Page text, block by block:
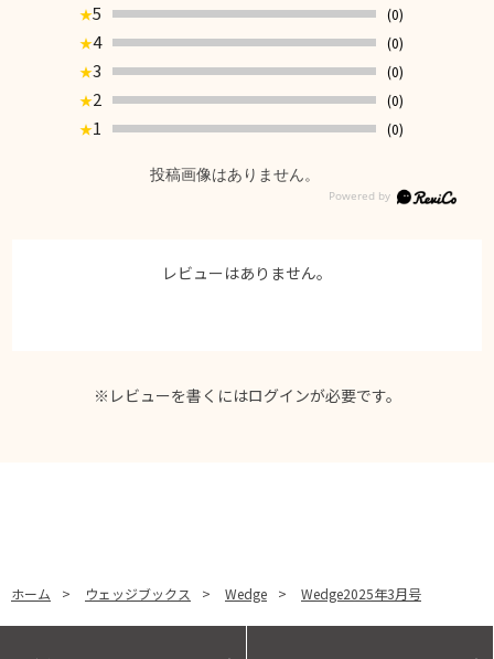
★5
(0)
★4
(0)
★3
(0)
★2
(0)
★1 (0)
投稿画像はありません。
レビューはありません。
※レビューを書くにはログインが必要です。
ホーム > ウェッジブックス > Wedge > Wedge2025年3月号